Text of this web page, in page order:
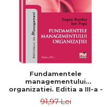
Fundamentele
managementului
organizatiei. Editia a III-a -
91,97 Lei